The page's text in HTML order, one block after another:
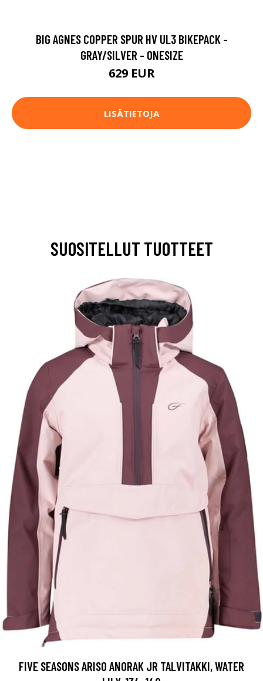
BIG AGNES COPPER SPUR HV UL3 BIKEPACK -
GRAY/SILVER - ONESIZE
629 EUR
LISÄTIETOJA
SUOSITELLUT TUOTTEET
FIVE SEASONS ARISO ANORAK JR TALVITAKKI, WATER